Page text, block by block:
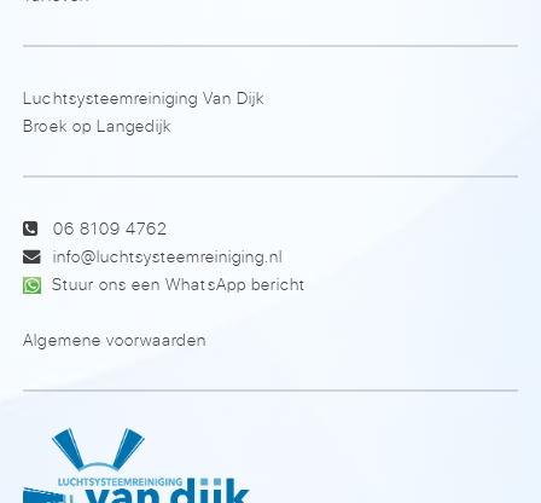
Luchtsysteemreiniging Van Dijk
Broek op Langedijk
06 8109 4762
info@luchtsysteemreiniging.nl
Stuur ons een WhatsApp bericht
Algemene voorwaarden